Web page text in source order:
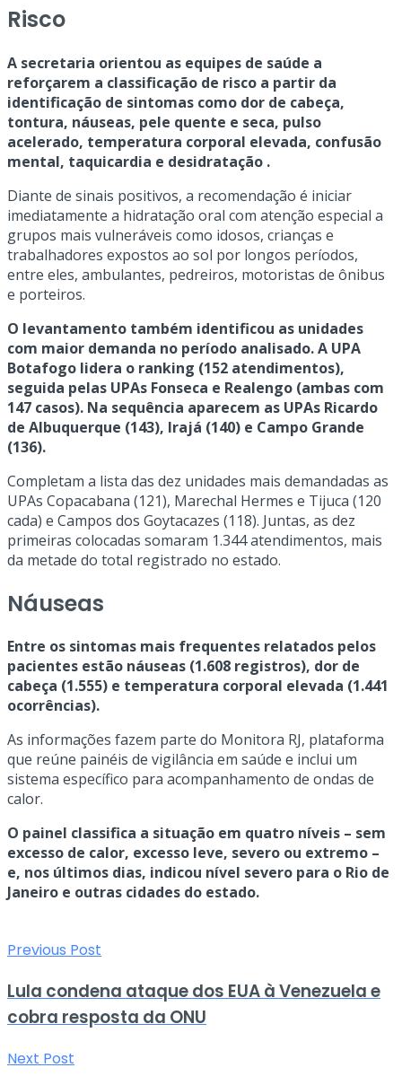
Risco
A secretaria orientou as equipes de saúde a
reforçarem a classificação de risco a partir da
identificação de sintomas como dor de cabeça,
tontura, náuseas, pele quente e seca, pulso
acelerado, temperatura corporal elevada, confusão
mental, taquicardia e desidratação .
Diante de sinais positivos, a recomendação é iniciar
imediatamente a hidratação oral com atenção especial a
grupos mais vulneráveis como idosos, crianças e
trabalhadores expostos ao sol por longos períodos,
entre eles, ambulantes, pedreiros, motoristas de ônibus
e porteiros.
O levantamento também identificou as unidades
com maior demanda no período analisado. A UPA
Botafogo lidera o ranking (152 atendimentos),
seguida pelas UPAs Fonseca e Realengo (ambas com
147 casos). Na sequência aparecem as UPAs Ricardo
de Albuquerque (143), Irajá (140) e Campo Grande
(136).
Completam a lista das dez unidades mais demandadas as
UPAs Copacabana (121), Marechal Hermes e Tijuca (120
cada) e Campos dos Goytacazes (118). Juntas, as dez
primeiras colocadas somaram 1.344 atendimentos, mais
da metade do total registrado no estado.
Náuseas
Entre os sintomas mais frequentes relatados pelos
pacientes estão náuseas (1.608 registros), dor de
cabeça (1.555) e temperatura corporal elevada (1.441
ocorrências).
As informações fazem parte do Monitora RJ, plataforma
que reúne painéis de vigilância em saúde e inclui um
sistema específico para acompanhamento de ondas de
calor.
O painel classifica a situação em quatro níveis – sem
excesso de calor, excesso leve, severo ou extremo –
e, nos últimos dias, indicou nível severo para o Rio de
Janeiro e outras cidades do estado.
Previous Post
Lula condena ataque dos EUA à Venezuela e
cobra resposta da ONU
Next Post